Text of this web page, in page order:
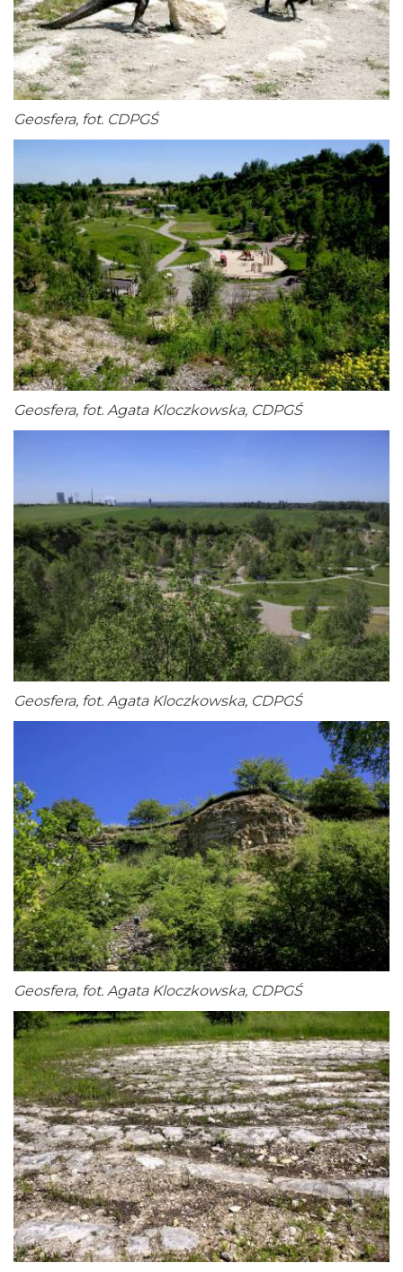
Geosfera, fot. CDPGŚ
Geosfera, fot. Agata Kloczkowska, CDPGŚ
Geosfera, fot. Agata Kloczkowska, CDPGŚ
Geosfera, fot. Agata Kloczkowska, CDPGŚ